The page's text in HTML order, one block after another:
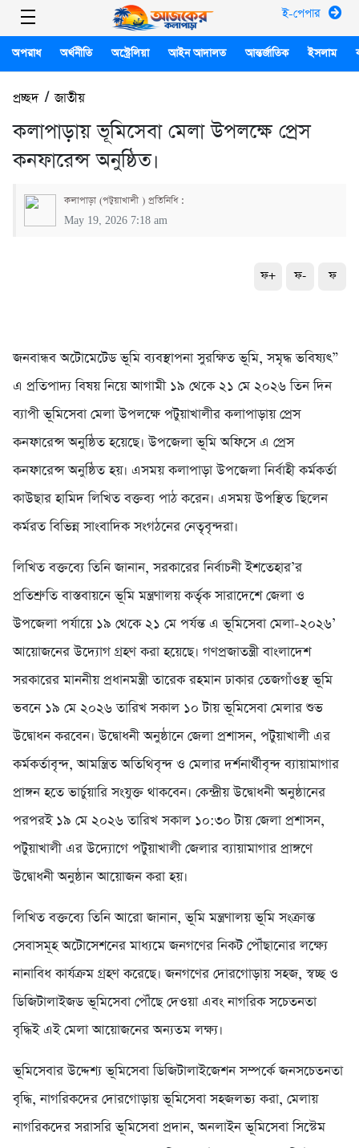
ই-পেপার
অপরাধ অর্থনীতি অস্ট্রেলিয়া আইন আদালত আন্তর্জাতিক ইসলাম
প্রচ্ছদ/জাতীয়
কলাপাড়ায় ভূমিসেবা মেলা উপলক্ষে প্রেস
কনফারেন্স অনুষ্ঠিত।
কলাপাড়া (পটুয়াখালী ) প্রতিনিধি :
May 19, 2026 7:18 am
ফ+ ফ- ফ
জনবান্ধব অটোমেটেড ভূমি ব্যবস্থাপনা সুরক্ষিত ভূমি, সমৃদ্ধ ভবিষ্যৎ”
এ প্রতিপাদ্য বিষয় নিয়ে আগামী ১৯ থেকে ২১ মে ২০২৬ তিন দিন
ব্যাপী ভূমিসেবা মেলা উপলক্ষে পটুয়াখালীর কলাপাড়ায় প্রেস
কনফারেন্স অনুষ্ঠিত হয়েছে। উপজেলা ভূমি অফিসে এ প্রেস
কনফারেন্স অনুষ্ঠিত হয়। এসময় কলাপাড়া উপজেলা নির্বাহী কর্মকর্তা
কাউছার হামিদ লিখিত বক্তব্য পাঠ করেন। এসময় উপস্থিত ছিলেন
কর্মরত বিভিন্ন সাংবাদিক সংগঠনের নেতৃবৃন্দরা।
লিখিত বক্তব্যে তিনি জানান, সরকারের নির্বাচনী ইশতেহার’র
প্রতিশ্রুতি বাস্তবায়নে ভূমি মন্ত্রণালয় কর্তৃক সারাদেশে জেলা ও
উপজেলা পর্যায়ে ১৯ থেকে ২১ মে পর্যন্ত এ ভূমিসেবা মেলা-২০২৬’
আয়োজনের উদ্যোগ গ্রহণ করা হয়েছে। গণপ্রজাতন্ত্রী বাংলাদেশ
সরকারের মাননীয় প্রধানমন্ত্রী তারেক রহমান ঢাকার তেজগাঁওস্থ ভূমি
ভবনে ১৯ মে ২০২৬ তারিখ সকাল ১০ টায় ভূমিসেবা মেলার শুভ
উদ্বোধন করবেন। উদ্বোধনী অনুষ্ঠানে জেলা প্রশাসন, পটুয়াখালী এর
কর্মকর্তাবৃন্দ, আমন্ত্রিত অতিথিবৃন্দ ও মেলার দর্শনার্থীবৃন্দ ব্যায়ামাগার
প্রাঙ্গন হতে ভার্চুয়ারি সংযুক্ত থাকবেন। কেন্দ্রীয় উদ্বোধনী অনুষ্ঠানের
পরপরই ১৯ মে ২০২৬ তারিখ সকাল ১০:৩০ টায় জেলা প্রশাসন,
পটুয়াখালী এর উদ্যোগে পটুয়াখালী জেলার ব্যায়ামাগার প্রাঙ্গণে
উদ্বোধনী অনুষ্ঠান আয়োজন করা হয়।
লিখিত বক্তব্যে তিনি আরো জানান, ভূমি মন্ত্রণালয় ভূমি সংক্রান্ত
সেবাসমূহ অটোসেশনের মাধ্যমে জনগণের নিকট পৌঁছানোর লক্ষ্যে
নানাবিধ কার্যক্রম গ্রহণ করেছে। জনগণের দোরগোড়ায় সহজ, স্বচ্ছ ও
ডিজিটালাইজড ভূমিসেবা পৌঁছে দেওয়া এবং নাগরিক সচেতনতা
বৃদ্ধিই এই মেলা আয়োজনের অন্যতম লক্ষ্য।
ভূমিসেবার উদ্দেশ্য ভূমিসেবা ডিজিটালাইজেশন সম্পর্কে জনসচেতনতা
বৃদ্ধি, নাগরিকদের দোরগোড়ায় ভূমিসেবা সহজলভ্য করা, মেলায়
নাগরিকদের সরাসরি ভূমিসেবা প্রদান, অনলাইন ভূমিসেবা সিস্টেম